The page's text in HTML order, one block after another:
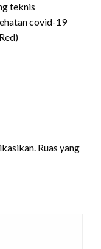
teknis
covid-19
Ruas yang